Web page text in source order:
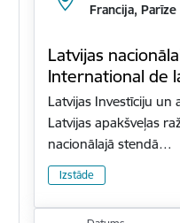
Francija, Parīze
Latvijas
International de
Latvijas Investīciju un
Latvijas apakšveļas
nacionālajā stendā…
Izstāde